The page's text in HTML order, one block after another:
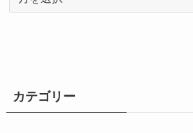
カテゴリー